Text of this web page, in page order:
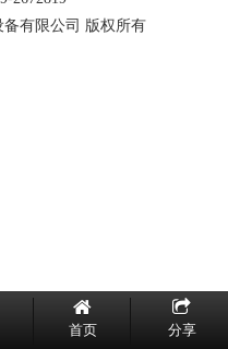
有限公司 版权所有
首页 分享